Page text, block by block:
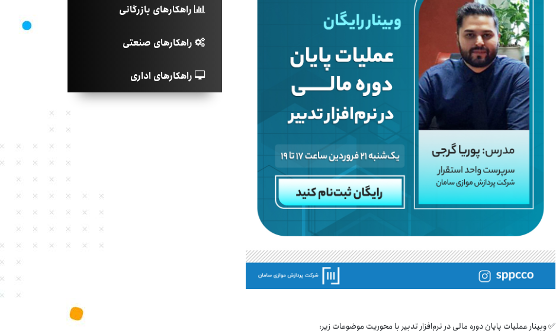
✅ وبینار عملیات پایان‌ دوره مالی در نرم‌افزار تدبیر با محوریت موضوعات زیر:
راهکارهای بازرگانی
راهکارهای صنعتی
راهکارهای اداری